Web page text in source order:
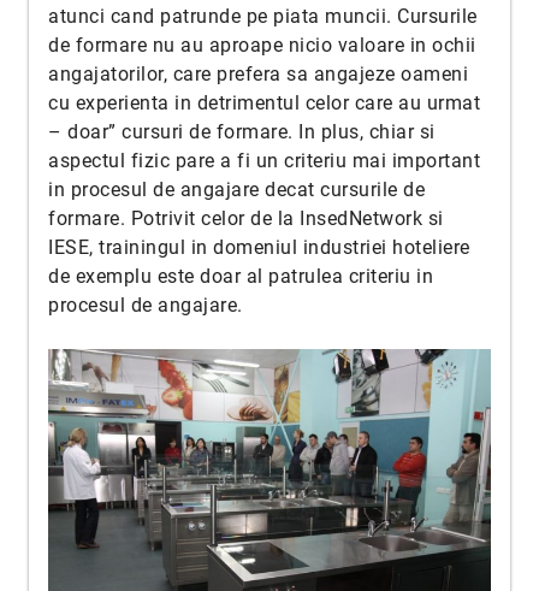
atunci cand patrunde pe piata muncii. Cursurile
de formare nu au aproape nicio valoare in ochii
angajatorilor, care prefera sa angajeze oameni
cu experienta in detrimentul celor care au urmat
– doar” cursuri de formare. In plus, chiar si
aspectul fizic pare a fi un criteriu mai important
in procesul de angajare decat cursurile de
formare. Potrivit celor de la InsedNetwork si
IESE, trainingul in domeniul industriei hoteliere
de exemplu este doar al patrulea criteriu in
procesul de angajare.